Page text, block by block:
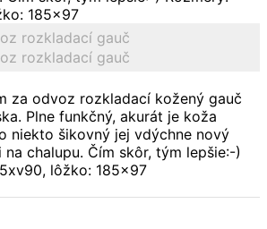
za odvoz rozkladací kožený gauč
Plne funkčný, akurát je koža
niekto šikovný jej vdýchne nový
chalupu. Čím skôr, tým lepšie:-)
lôžko: 185x97